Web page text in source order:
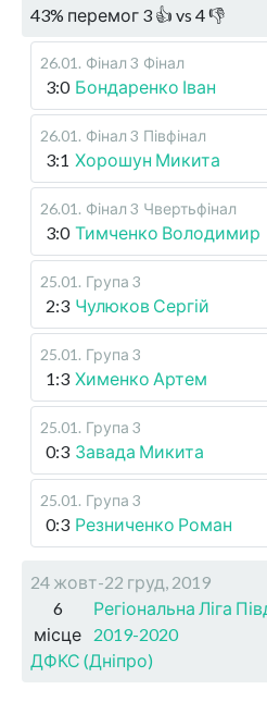
43% перемог 3 👍 vs 4👎
26.01 . Фінал 3 Фінал
3:0 Бондаренко Іван
26.01 . Фінал 3 Півфінал
3:1 Хорошун Микита
26.01 . Фінал 3 Чвертьфінал
3:0 Тимченко Володимир
25.01 . Група 3
2:3 Чулюков Сергій
25.01 . Група 3
1:3 Хименко Артем
25.01 . Група 3
0:3 Завада Микита
25.01 . Група 3
0:3 Резниченко Роман
24 жовт-22 груд, 2019
6
місце
Регіональна Ліга
2019-2020
ДФКС (Дніпро)